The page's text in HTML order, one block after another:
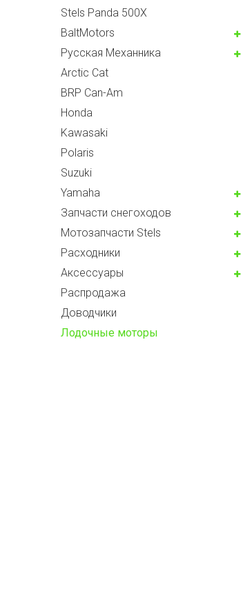
Stels Panda 500X
BaltMotors
Русская Механника
Arctic Cat
BRP Can-Am
Honda
Kawasaki
Polaris
Suzuki
Yamaha
Запчасти снегоходов
Мотозапчасти Stels
Расходники
Аксессуары
Распродажа
Доводчики
Лодочные моторы